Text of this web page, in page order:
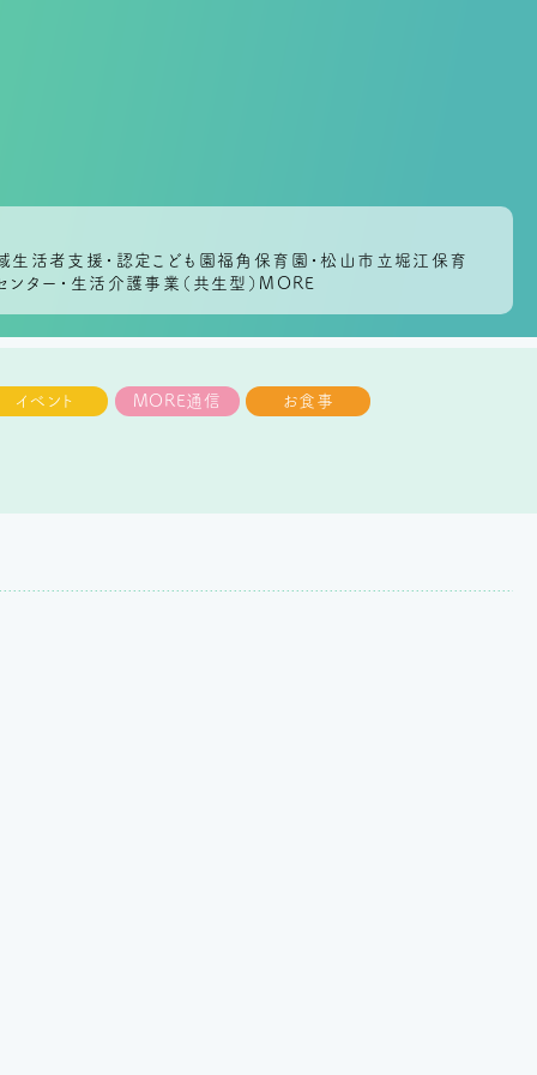
活者支援・認定こども園福角保育園・松山市立堀江保育
ンター・生活介護事業（共生型）MORE
イベント MORE通信 お食事